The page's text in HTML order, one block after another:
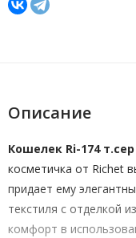
Описание
Кошелек Ri-174
косметичка от Richet
придает ему
текстиля с отделкой
комфорт в